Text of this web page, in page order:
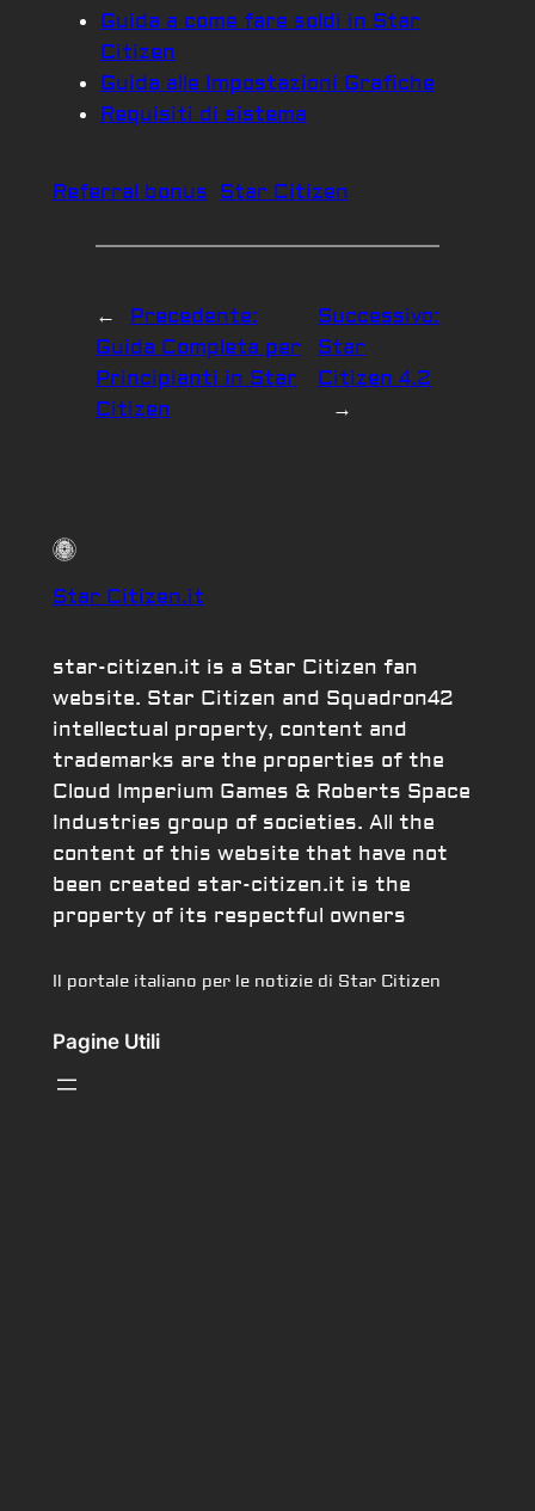
Guida a come fare soldi in Star
Citizen
Guida alle Impostazioni Grafiche
Requisiti di sistema
Referral bonus Star Citizen
←
Precedente:
Guida Completa per
Principianti in Star
Citizen
Successivo:
Star
Citizen 4.2
→
Star Citizen.it
star-citizen.it is a Star Citizen fan
website. Star Citizen and Squadron42
intellectual property, content and
trademarks are the properties of the
Cloud Imperium Games & Roberts Space
Industries group of societies. All the
content of this website that have not
been created star-citizen.it is the
property of its respectful owners
Il portale italiano per le notizie di Star Citizen
Pagine Utili